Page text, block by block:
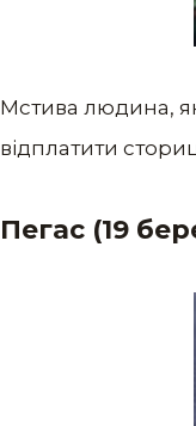
Мстива людина,
відплатити
Пегас (19